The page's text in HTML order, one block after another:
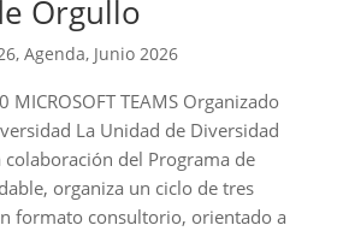
Orgullo
, Agenda, Junio 2026
TEAMS Organizado
La Unidad de Diversidad
colaboración del Programa de
organiza un ciclo de tres
formato consultorio, orientado a